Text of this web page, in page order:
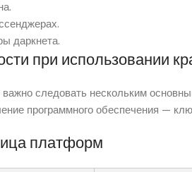
даркнета.
при использовании
следовать нескольким
программного обеспечения —
платформ